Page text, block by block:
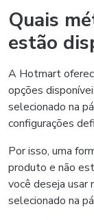
Quais
estão
A Hotmart
opções
selecionado na
configurações
Por isso, uma
produto e não
você deseja usar
selecionado na